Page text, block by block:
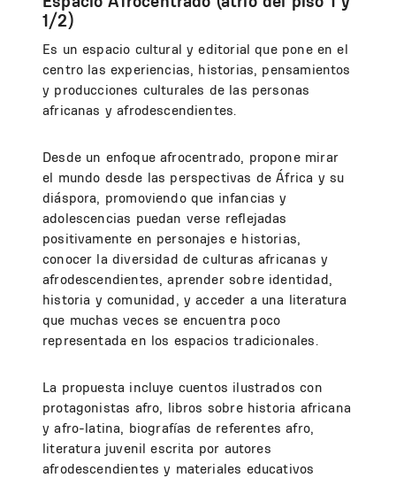
1/2)
Es un espacio cultural y editorial que pone en el
centro las experiencias, historias, pensamientos
y producciones culturales de las personas
africanas y afrodescendientes.
Desde un enfoque afrocentrado, propone mirar
el mundo desde las perspectivas de África y su
diáspora, promoviendo que infancias y
adolescencias puedan verse reflejadas
positivamente en personajes e historias,
conocer la diversidad de culturas africanas y
afrodescendientes, aprender sobre identidad,
historia y comunidad, y acceder a una literatura
que muchas veces se encuentra poco
representada en los espacios tradicionales.
La propuesta incluye cuentos ilustrados con
protagonistas afro, libros sobre historia africana
y afro-latina, biografías de referentes afro,
literatura juvenil escrita por autores
afrodescendientes y materiales educativos